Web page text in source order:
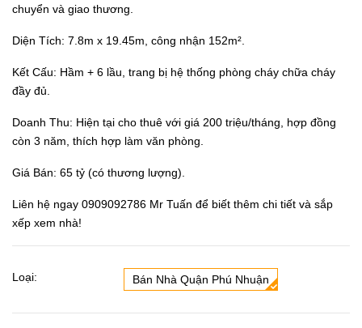
chuyển và giao thương.
Diện Tích: 7.8m x 19.45m, công nhận 152m².
Kết Cấu: Hầm + 6 lầu, trang bị hệ thống phòng cháy chữa cháy
đầy đủ.
Doanh Thu: Hiện tại cho thuê với giá 200 triệu/tháng, hợp đồng
còn 3 năm, thích hợp làm văn phòng.
Giá Bán: 65 tỷ (có thương lượng).
Liên hệ ngay 0909092786 Mr Tuấn để biết thêm chi tiết và sắp
xếp xem nhà!
Loại: Bán Nhà Quận Phú Nhuận